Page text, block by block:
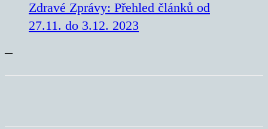
Zdravé Zprávy: Přehled článků od
27.11. do 3.12. 2023
—